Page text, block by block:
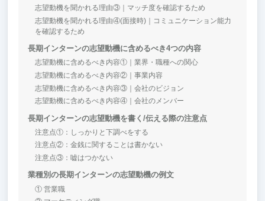
志望動機を聞かれる理由③｜マッチ度を確認するため
志望動機を聞かれる理由④(面接時)｜コミュニケーション能力
を確認するため
長期インターンの志望動機に含めるべき4つの内容
志望動機に含めるべき内容①｜業界・職種への関心
志望動機に含めるべき内容②｜事業内容
志望動機に含めるべき内容③｜会社のビジョン
志望動機に含めるべき内容④｜会社のメンバー
長期インターンの志望動機を書く/伝える際の注意点
注意点①：しっかりと下調べをする
注意点②：金銭に関することは書かない
注意点③：嘘はつかない
業種別の長期インターンの志望動機の例文
① 営業職